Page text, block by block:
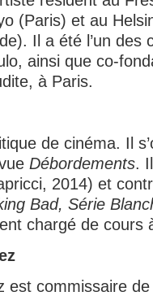
(Paris) et au
Il a été l’un des
ainsi que co-
à Paris.
de cinéma. Il
Débordements.
2014) et
Bad, Série
chargé de cours
est commissaire